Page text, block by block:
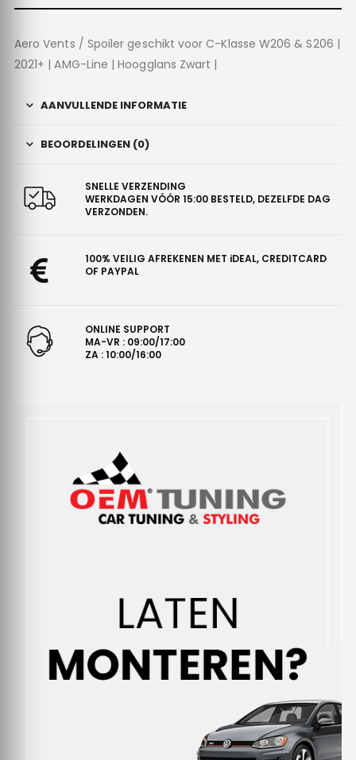
Aero Vents / Spoiler geschikt voor C-Klasse W206 & S206 |
2021+ | AMG-Line | Hoogglans Zwart |
AANVULLENDE INFORMATIE
BEOORDELINGEN (0)
SNELLE VERZENDING
WERKDAGEN VÓÓR 15:00 BESTELD, DEZELFDE DAG
VERZONDEN.
100% VEILIG AFREKENEN MET iDEAL, CREDITCARD
OF PAYPAL
ONLINE SUPPORT
MA-VR : 09:00/17:00
ZA : 10:00/16:00